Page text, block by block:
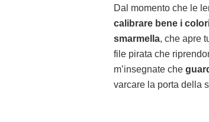
Dal momento che le
calibrare bene i
smarmella, che apre
file pirata che
m’insegnate che
varcare la porta della